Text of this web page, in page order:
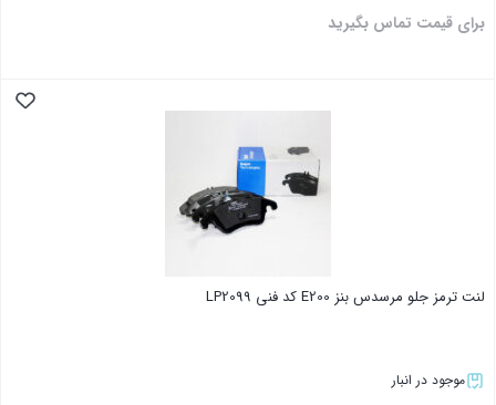
برای قیمت تماس بگیرید
لنت ترمز جلو مرسدس بنز E200 کد فنی LP2099
موجود در انبار